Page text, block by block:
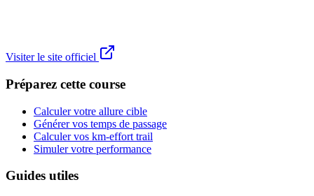
Visiter le site officiel
Préparez cette course
Calculer votre allure cible
Générer vos temps de passage
Calculer vos km-effort trail
Simuler votre performance
Guides utiles